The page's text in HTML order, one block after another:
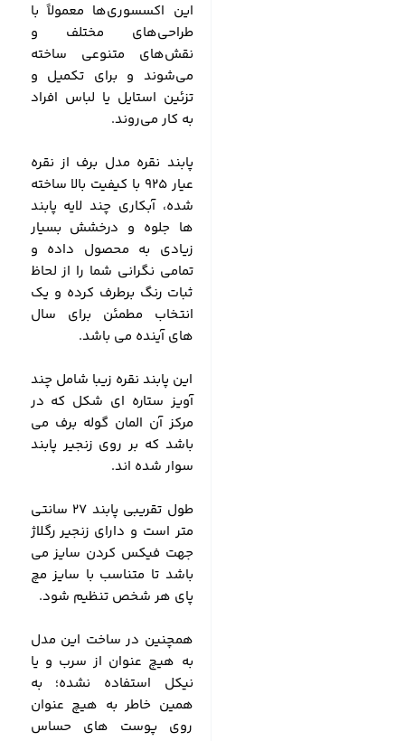
این اکسسوری‌ها معمولاً با
طراحی‌های مختلف و
نقش‌های متنوعی ساخته
می‌شوند و برای تکمیل و
تزئین استایل یا لباس افراد
به کار می‌روند.
پابند نقره مدل برف از نقره
عیار 925 با کیفیت بالا ساخته
شده، آبکاری چند لایه پابند
ها جلوه و درخشش بسیار
زیادی به محصول داده و
تمامی نگرانی شما را از لحاظ
ثبات رنگ برطرف کرده و یک
انتخاب مطمئن برای سال
های آینده می باشد.
این پابند نقره زیبا شامل چند
آویز ستاره ای شکل که در
مرکز آن المان گوله برف می
باشد که بر روی زنجیر پابند
سوار شده اند.
طول تقریبی پابند 27 سانتی
متر است و دارای زنجیر رگلاژ
جهت فیکس کردن سایز می
باشد تا متناسب با سایز مچ
پای هر شخص تنظیم شود.
همچنین در ساخت این مدل
به هیچ عنوان از سرب و یا
نیکل استفاده نشده؛ به
همین خاطر به هیچ عنوان
روی پوست های حساس